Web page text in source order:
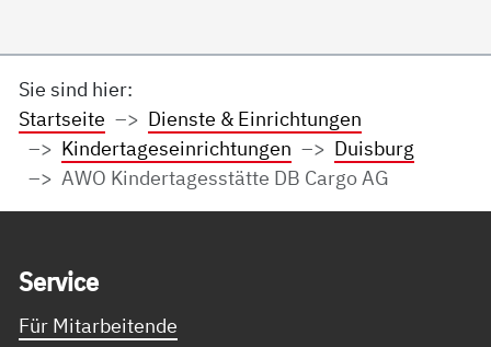
Sie sind hier:
Startseite
Dienste & Einrichtungen
Kindertageseinrichtungen
Duisburg
AWO Kindertagesstätte DB Cargo AG
Ser­vice
Für Mitarbeitende